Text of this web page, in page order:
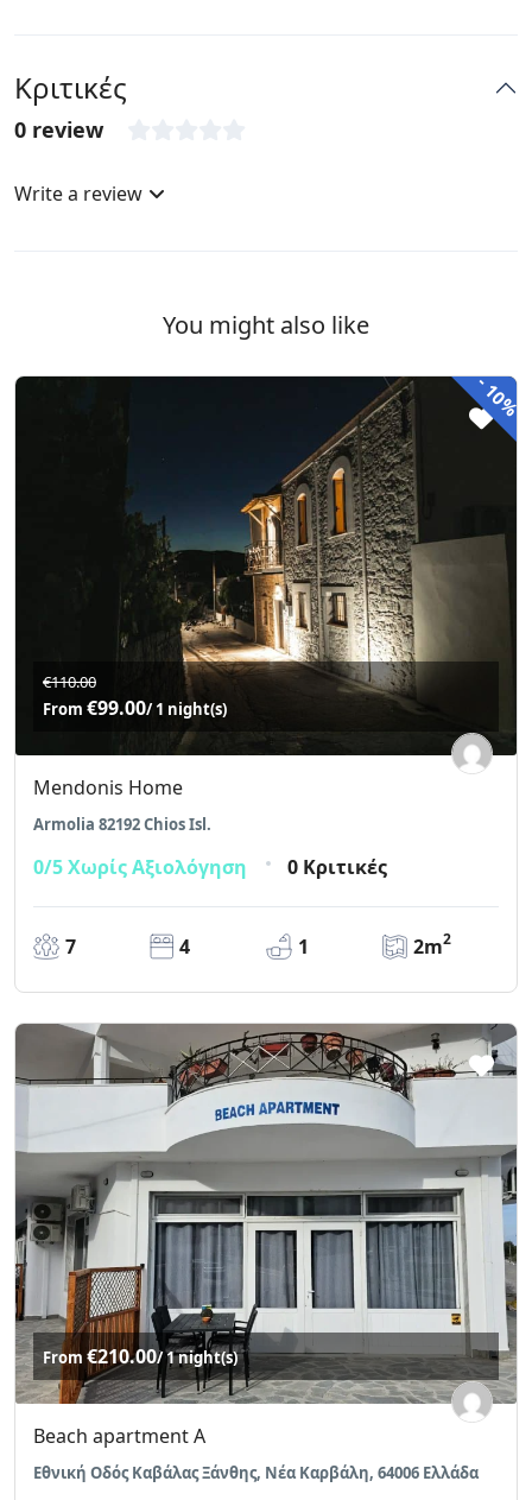
Κριτικές
0 review
Write a review
You might also like
-
10%
€110.00
From €99.00/ 1 night(s)
Mendonis Home
Armolia 82192 Chios Isl.
0/5Χωρίς Αξιολόγηση 0 Κριτικές
7 4 1 2m2
From €210.00/ 1 night(s)
Beach apartment A
Εθνική Οδός Καβάλας Ξάνθης, Νέα Καρβάλη, 64006 Ελλάδα